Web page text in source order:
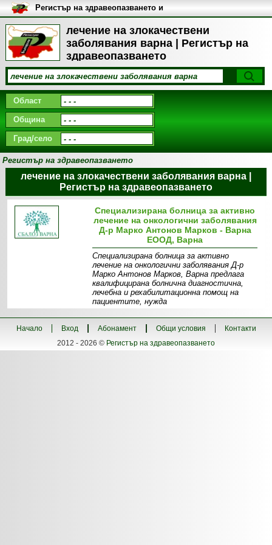
лечение на злокачествени
заболявания варна | Регистър на
здравеопазването
Регистър на здравеопазването и
медицинските заведения в
България
Област
Община
Град/село
Регистър на здравеопазването
лечение на злокачествени заболявания варна |
Регистър на здравеопазването
Специализирана болница за активно
лечение на онкологични заболявания
Д-р Марко Антонов Марков - Варна
ЕООД, Варна
Специализирана болница за активно
лечение на онкологични заболявания Д-р
Марко Антонов Марков, Варна предлага
квалифицирана болнична диагностична,
лечебна и рехабилитационна помощ на
пациентите, нужда
Начало Вход Абонамент Общи условия
Контакти
2012 - 2026 © Регистър на здравеопазването